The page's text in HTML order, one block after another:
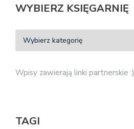
WYBIERZ KSIĘGARNIĘ
Wpisy zawierają linki partnerskie :)
TAGI